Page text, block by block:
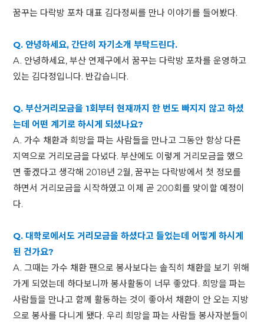
꿈꾸는 다락방 포차 대표 김다정씨를 만나 이야기를 들어봤다.
Q. 안녕하세요, 간단히 자기소개 부탁드린다.
A. 안녕하세요, 부산 연제구에서 꿈꾸는 다락방 포차를 운영하고
있는 김다정입니다. 반갑습니다.
Q. 부산거리모금을 1회부터 현재까지 한 번도 빠지지 않고 하셨
는데 어떤 계기로 하시게 되셨나요?
A. 가수 채환과 희망을 파는 사람들을 만나고 그동안 항상 다른
지역으로 거리모금을 다녔다. 부산에도 이렇게 거리모금을 했으
면 좋겠다고 생각해 2018년 2월, 꿈꾸는 다락방에서 첫 정모를
하면서 거리모금을 시작하였고 이제 곧 200회를 맞이할 예정이
다.
Q. 대학로에서도 거리모금을 하셨다고 들었는데 어떻게 하시게
된 건가요?
A. 그때는 가수 채환 팬으로 봉사보다는 솔직히 채환을 보기 위해
가게 되었는데 하다보니까 봉사활동이 너무 좋았다. 희망을 파는
사람들을 만나고 함께 활동하는 것이 좋아서 채환이 안 오는 지방
으로 봉사를 다니게 됐다. 우리 희망을 파는 사람들 봉사자분들이